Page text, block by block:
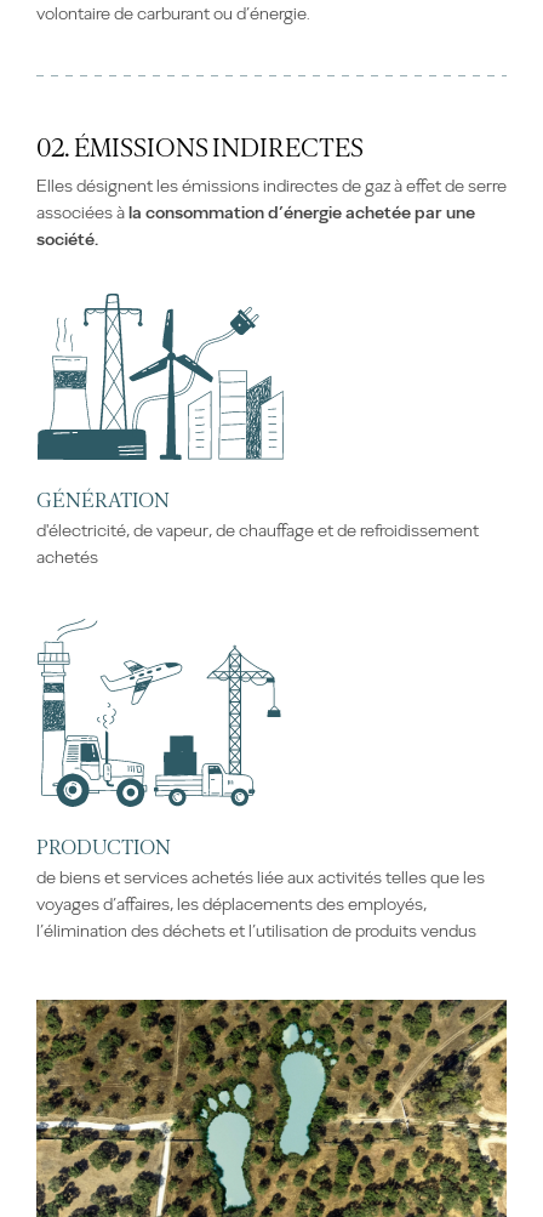
volontaire de carburant ou d’énergie.
02. ÉMISSIONS INDIRECTES
Elles désignent les émissions indirectes de gaz à effet de serre
associées àla consommation d’énergie achetée par une
société.
GÉNÉRATION
d'électricité, de vapeur, de chauffage et de refroidissement
achetés
PRODUCTION
de biens et services achetés liée aux activités telles que les
voyages d’affaires, les déplacements des employés,
l’élimination des déchets et l’utilisation de produits vendus